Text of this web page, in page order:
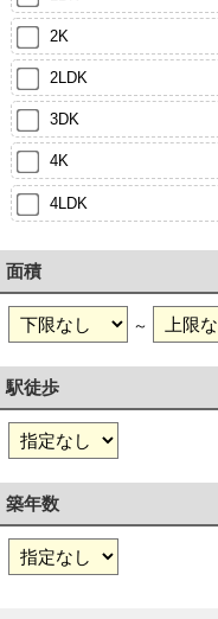
2K
2LDK
3DK
4K
4LDK
面積
～
駅徒歩
築年数